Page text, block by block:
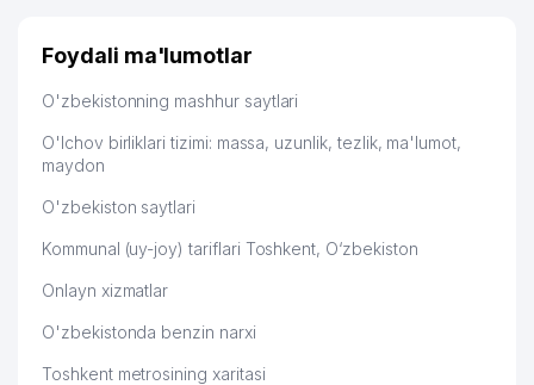
56 EXIMUS BUSINESS MChJ
57 DIZEL MOTORS MChJ
58 FUSAFFO FAYZ MChJ
59
O'ZSANOATQURILISHBANK ATB
Foydali ma'lumotlar
O'zbekistonning mashhur saytlari
O'lchov birliklari tizimi: massa, uzunlik, tezlik, ma'lumot,
maydon
O'zbekiston saytlari
Kommunal (uy-joy) tariflari Toshkent, O‘zbekiston
Onlayn xizmatlar
O'zbekistonda benzin narxi
Toshkent metrosining xaritasi